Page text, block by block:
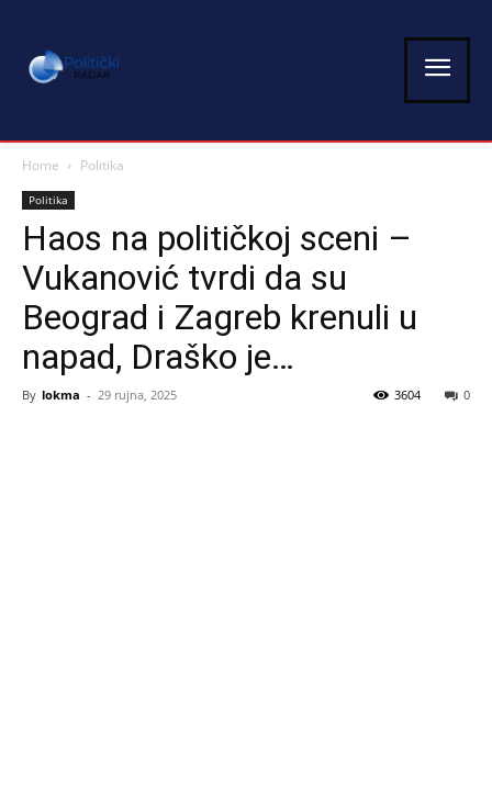
Home Politika
Politika
Haos na političkoj sceni –
Vukanović tvrdi da su
Beograd i Zagreb krenuli u
napad, Draško je…
By lokma - 29 rujna, 2025 0
3604